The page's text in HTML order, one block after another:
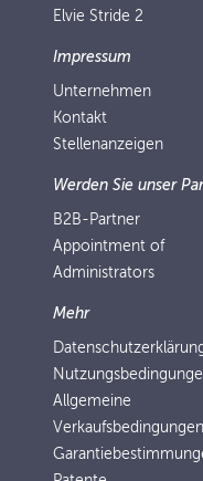
Elvie Stride 2
Impressum
Unternehmen
Kontakt
Stellenanzeigen
Werden Sie unser
B2B-Partner
Appointment of
Administrators
Mehr
Allgemeine
Verkaufsbedingungen